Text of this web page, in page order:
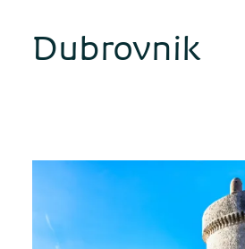
Dubrovnik